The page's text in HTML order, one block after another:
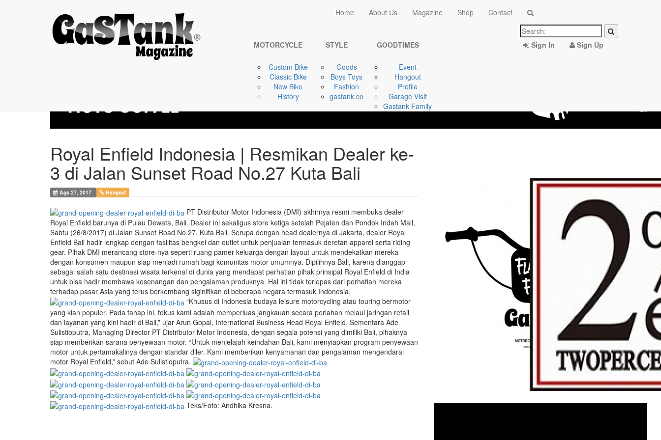
Home About Us Magazine Shop Contact
MOTORCYCLE
Custom Bike
Classic Bike
New Bike
History
STYLE
Goods
Boys Toys
Fashion
gastank.co
GOODTIMES
Event
Hangout
Profile
Garage Visit
Gastank Family
Sign In Sign Up
Royal Enfield ...
Home
GOODTIMES
Royal Enfield Indonesia | Resmikan Dealer ke-
3 di Jalan Sunset Road No.27 Kuta Bali
Ags 27, 2017 Hangout
PT Distributor Motor Indonesia (DMI) akhirnya resmi membuka dealer
Royal Enfield barunya di Pulau Dewata, Bali. Dealer ini sekaligus store ketiga setelah Pejaten dan Pondok Indah Mall,
Sabtu (26/8/2017) di Jalan Sunset Road No.27, Kuta Bali. Serupa dengan head dealernya di Jakarta, dealer Royal
Enfield Bali hadir lengkap dengan fasilitas bengkel dan outlet untuk penjualan termasuk deretan apparel serta riding
gear. Pihak DMI merancang store-nya seperti ruang pamer keluarga dengan layout untuk mendekatkan mereka
dengan konsumen maupun siap menjadi rumah bagi komunitas motor umumnya. Dipilihnya Bali, karena dianggap
sebagai salah satu destinasi wisata terkenal di dunia yang mendapat perhatian pihak prinsipal Royal Enfield di India
untuk bisa hadir membawa kesenangan dan pengalaman produknya. Hal ini tidak terlepas dari perhatian mereka
terhadap pasar Asia yang terus berkembang siginifikan di beberapa negara termasuk Indonesia.
“Khusus di Indonesia budaya leisure motorcycling atau touring bermotor
yang kian populer. Pada tahap ini, fokus kami adalah memperluas jangkauan secara perlahan melaui jaringan retail
dan layanan yang kini hadir di Bali,” ujar Arun Gopal, International Business Head Royal Enfield. Sementara Ade
Sulistioputra, Managing Director PT Distributor Motor Indonesia, dengan segala potensi yang dimiliki Bali, pihaknya
siap memberikan sarana penyewaan motor. “Untuk menjelajah keindahan Bali, kami menyiapkan program penyewaan
motor untuk pertamakalinya dengan standar diler. Kami memberikan kenyamanan dan pengalaman mengendarai
motor Royal Enfield,” sebut Ade Sulistioputra.
Teks/Foto: Andhika Kresna.